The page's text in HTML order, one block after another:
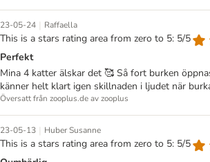
23-05-24 | Raffaella
This is a stars rating area from zero to 5: 5/5
Perfekt
Mina 4 katter älskar det 🥰 Så fort burken
känner helt klart igen skillnaden i ljudet när
Översatt från zooplus.de av zooplus
23-05-13 | Huber Susanne
This is a stars rating area from zero to 5: 5/5